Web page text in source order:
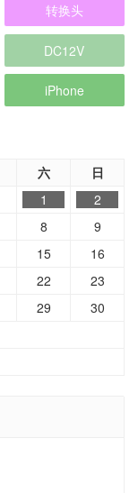
转换头
DC12V
iPhone
六 日
1
2
8
9
15
16
22
23
29
30